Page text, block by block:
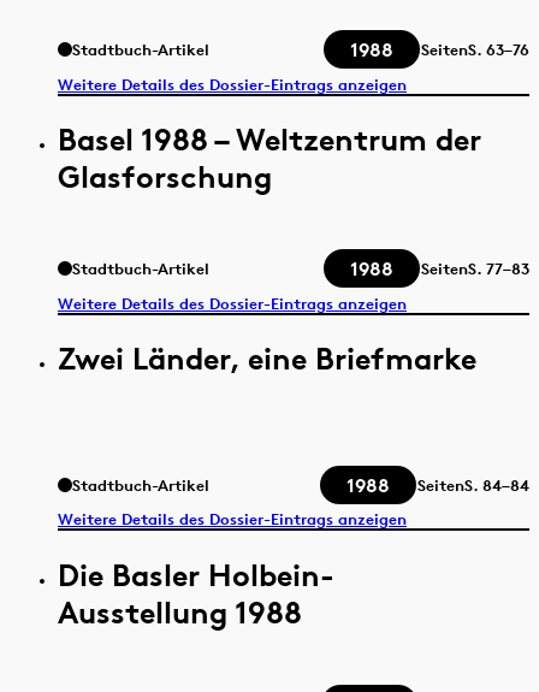
Stadtbuch-Artikel 1988 SeitenS. 63–76
Weitere Details des Dossier-Eintrags anzeigen
Basel 1988 – Weltzentrum der
Glasforschung
Stadtbuch-Artikel 1988 SeitenS. 77–83
Weitere Details des Dossier-Eintrags anzeigen
Zwei Länder, eine Briefmarke
Stadtbuch-Artikel 1988 SeitenS. 84–84
Weitere Details des Dossier-Eintrags anzeigen
Die Basler Holbein-
Ausstellung 1988